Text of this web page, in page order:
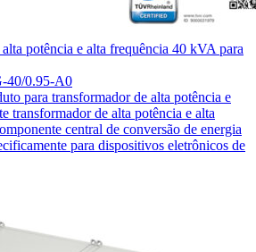
potência e alta frequência 40 kVA para
40/0.95-A0
para transformador de alta potência e
transformador de alta potência e alta
central de conversão de energia
para dispositivos eletrônicos de